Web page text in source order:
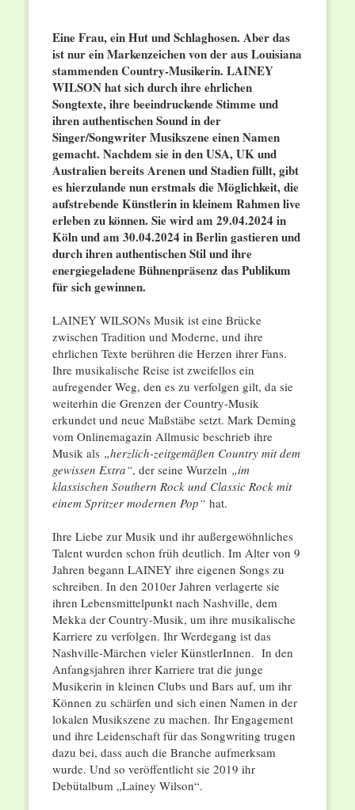
Eine Frau, ein Hut und Schlaghosen. Aber das
ist nur ein Markenzeichen von der aus Louisiana
stammenden Country-Musikerin. LAINEY
WILSON hat sich durch ihre ehrlichen
Songtexte, ihre beeindruckende Stimme und
ihren authentischen Sound in der
Singer/Songwriter Musikszene einen Namen
gemacht. Nachdem sie in den USA, UK und
Australien bereits Arenen und Stadien füllt, gibt
es hierzulande nun erstmals die Möglichkeit, die
aufstrebende Künstlerin in kleinem Rahmen live
erleben zu können. Sie wird am 29.04.2024 in
Köln und am 30.04.2024 in Berlin gastieren und
durch ihren authentischen Stil und ihre
energiegeladene Bühnenpräsenz das Publikum
für sich gewinnen.
LAINEY WILSONs Musik ist eine Brücke
zwischen Tradition und Moderne, und ihre
ehrlichen Texte berühren die Herzen ihrer Fans.
Ihre musikalische Reise ist zweifellos ein
aufregender Weg, den es zu verfolgen gilt, da sie
weiterhin die Grenzen der Country-Musik
erkundet und neue Maßstäbe setzt. Mark Deming
vom Onlinemagazin Allmusic beschrieb ihre
Musik als „herzlich-zeitgemäßen Country mit dem
gewissen Extra“, der seine Wurzeln „im
klassischen Southern Rock und Classic Rock mit
einem Spritzer modernen Pop“hat.
Ihre Liebe zur Musik und ihr außergewöhnliches
Talent wurden schon früh deutlich. Im Alter von 9
Jahren begann LAINEY ihre eigenen Songs zu
schreiben. In den 2010er Jahren verlagerte sie
ihren Lebensmittelpunkt nach Nashville, dem
Mekka der Country-Musik, um ihre musikalische
Karriere zu verfolgen. Ihr Werdegang ist das
Nashville-Märchen vieler KünstlerInnen. In den
Anfangsjahren ihrer Karriere trat die junge
Musikerin in kleinen Clubs und Bars auf, um ihr
Können zu schärfen und sich einen Namen in der
lokalen Musikszene zu machen. Ihr Engagement
und ihre Leidenschaft für das Songwriting trugen
dazu bei, dass auch die Branche aufmerksam
wurde. Und so veröffentlicht sie 2019 ihr
Debütalbum „Lainey Wilson“.